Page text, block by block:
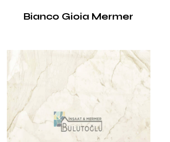
Bianco Gioia Mermer